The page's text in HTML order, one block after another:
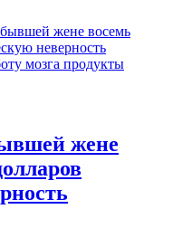
жене восемь
неверность
мозга продукты
жене